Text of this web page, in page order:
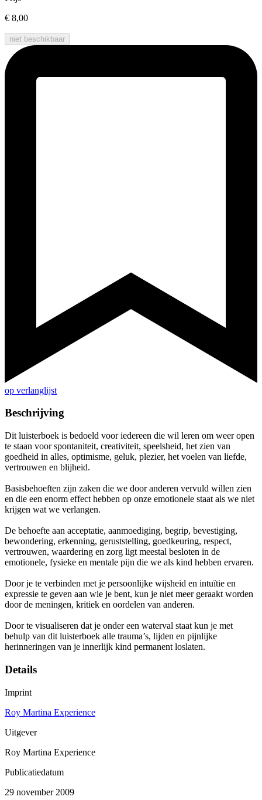
€ 8,00
niet beschikbaar
op verlanglijst
Beschrijving
Dit luisterboek is bedoeld voor iedereen die wil leren om weer open
te staan voor spontaniteit, creativiteit, speelsheid, het zien van
goedheid in alles, optimisme, geluk, plezier, het voelen van liefde,
vertrouwen en blijheid.
Basisbehoeften zijn zaken die we door anderen vervuld willen zien
en die een enorm effect hebben op onze emotionele staat als we niet
krijgen wat we verlangen.
De behoefte aan acceptatie, aanmoediging, begrip, bevestiging,
bewondering, erkenning, geruststelling, goedkeuring, respect,
vertrouwen, waardering en zorg ligt meestal besloten in de
emotionele, fysieke en mentale pijn die we als kind hebben ervaren.
Door je te verbinden met je persoonlijke wijsheid en intuïtie en
expressie te geven aan wie je bent, kun je niet meer geraakt worden
door de meningen, kritiek en oordelen van anderen.
Door te visualiseren dat je onder een waterval staat kun je met
behulp van dit luisterboek alle trauma’s, lijden en pijnlijke
herinneringen van je innerlijk kind permanent loslaten.
Details
Imprint
Roy Martina Experience
Uitgever
Roy Martina Experience
Publicatiedatum
29 november 2009